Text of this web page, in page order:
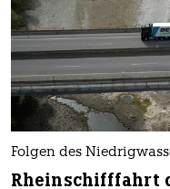
Folgen des
Rheinschifffahrt